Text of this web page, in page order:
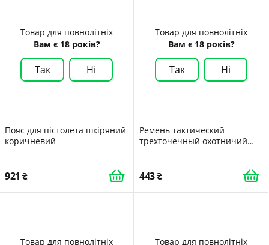
Товар для повнолітніх
Вам є 18 років?
Так Ні
Пояс для пістолета шкіряний
коричневий
921
Товар для повнолітніх
Вам є 18 років?
Так Ні
Ремень тактический
трехточечный охотничий
443
Товар для повнолітніх
Товар для повнолітніх